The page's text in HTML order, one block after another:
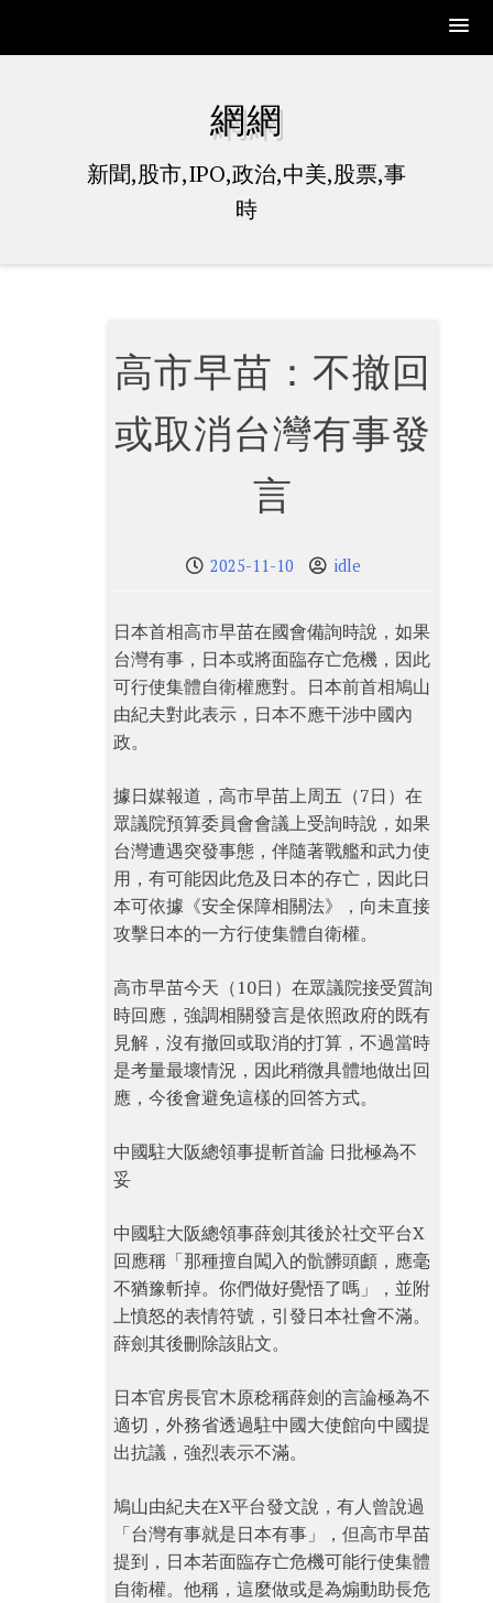
網網
新聞,股市,IPO,政治,中美,股票,事
時
高市早苗：不撤回
或取消台灣有事發
言
2025-11-10 idle
日本首相高市早苗在國會備詢時說，如果
台灣有事，日本或將面臨存亡危機，因此
可行使集體自衛權應對。日本前首相鳩山
由紀夫對此表示，日本不應干涉中國內
政。
據日媒報道，高市早苗上周五（7日）在
眾議院預算委員會會議上受詢時說，如果
台灣遭遇突發事態，伴隨著戰艦和武力使
用，有可能因此危及日本的存亡，因此日
本可依據《安全保障相關法》，向未直接
攻擊日本的一方行使集體自衛權。
高市早苗今天（10日）在眾議院接受質詢
時回應，強調相關發言是依照政府的既有
見解，沒有撤回或取消的打算，不過當時
是考量最壞情況，因此稍微具體地做出回
應，今後會避免這樣的回答方式。
中國駐大阪總領事提斬首論 日批極為不
妥
中國駐大阪總領事薛劍其後於社交平台X
回應稱「那種擅自闖入的骯髒頭顱，應毫
不猶豫斬掉。你們做好覺悟了嗎」，並附
上憤怒的表情符號，引發日本社會不滿。
薛劍其後刪除該貼文。
日本官房長官木原稔稱薛劍的言論極為不
適切，外務省透過駐中國大使館向中國提
出抗議，強烈表示不滿。
鳩山由紀夫在X平台發文說，有人曾說過
「台灣有事就是日本有事」，但高市早苗
提到，日本若面臨存亡危機可能行使集體
自衛權。他稱，這麼做或是為煽動助長危